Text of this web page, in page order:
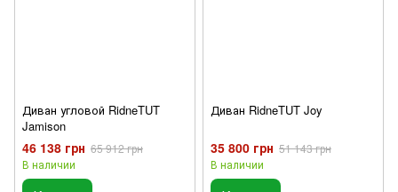
Диван угловой RidneTUT
Jamison
46 138 грн 65 912 грн
В наличии
Диван RidneTUT Joy
35 800 грн 51 143 грн
В наличии